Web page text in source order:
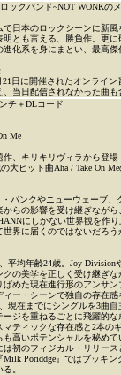
ックバンド~NOT WONKの
で日本のロックシーンに新
明とも言える、勝負作。更
進化系を身にまとい、最高
21日に開催されたオンライ
、当日配信されなかった曲
チ＋DLコード
Me
作、キリキリヴィラから登場
大ヒット曲Aha / Take On
・パンクやニューウェーブ
からの影響を受け継ぎなが
にしかない世界観を作
世界に届くのではないだろう
平均年齢24歳。Joy Division
クの美学を正しく受け継ぎ
ばめた現在進行形のアンサ
ィー・シーンで独自の存在感
現在までにシングルを3曲
ージを重ねるごとに飛躍的
マティックな存在感と2本の
も高いポテンシャルを秘め
は初のフィジカル・リリー
Milk Poriddge』ではブッキ
。